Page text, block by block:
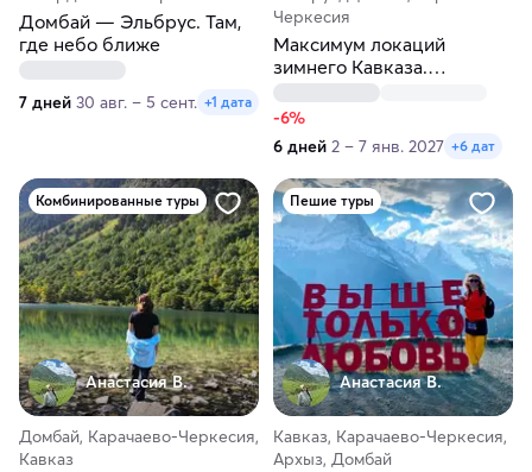
Домбай — Эльбрус. Там,
где небо ближе
7 дней 30 авг. – 5 сент. +1 дата
Черкесия
Максимум локаций
зимнего Кавказа.
Новогодние праздники в
горах
-6%
6 дней 2 – 7 янв. 2027 +6 дат
Комбинированные туры
Анастасия В.
Домбай, Карачаево-Черкесия,
Кавказ
Пешие туры
Анастасия В.
Кавказ, Карачаево-Черкесия,
Архыз, Домбай